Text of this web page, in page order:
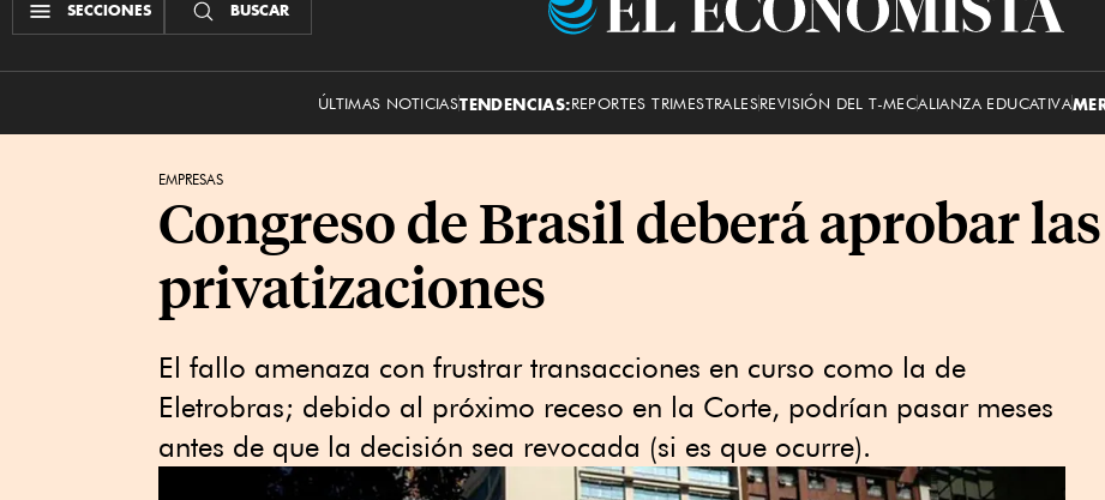
SECCIONES BUSCAR
El
ÚLTIMAS NOTICIASTENDENCIAS:REPORTES TRIMESTRALESREVISIÓN DEL T-MECALIANZA EDUCATIVA
EMPRESAS
Congreso de Brasil deberá aprobar las
privatizaciones
El fallo amenaza con frustrar transacciones en curso como la de
Eletrobras; debido al próximo receso en la Corte, podrían pasar meses
antes de que la decisión sea revocada (si es que ocurre).